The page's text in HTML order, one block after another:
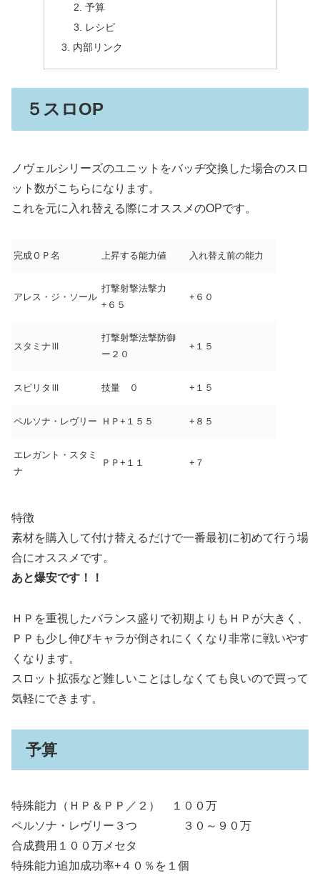
予算
レシピ
内部リンク
５スロOP
ノヴェルシリーズのユニットをバッヂ交換した場合のスロ
ット数がこちらになります。
これを元に入れ替える際にオススメのOPです。
完成ＯＰ名 上昇する能力値 入れ替え前の能力
アレス・ジ・ソール
打撃射撃法撃力
+６５
+６０
スタミナⅢ
打撃射撃法撃防御
ー２０
+１５
スピリタⅢ 技量 ０ +１５
ペルソナ・レヴリー ＨＰ+１５５ +８５
エレガント・スタミ
ナ
ＰＰ+１１ +７
特徴
素材を購入して付け替えるだけで一番最初に初めて行う場
合にオススメです。
あと爆安です！！
ＨＰを重視したバランス盛りで初期よりもＨＰが大きく、
ＰＰも少し伸びキャラが倒されにくくなり非常に戦いやす
くなります。
スロット拡張など難しいことはしなくても良いので買って
気軽にできます。
予算
特殊能力（ＨＰ＆ＰＰ／２） １００万
ペルソナ・レヴリー３つ ３０～９０万
合成費用１００万メセタ
特殊能力追加成功率+４０％を１個